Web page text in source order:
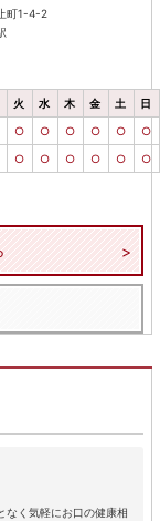
町1-4-2
火 水 木 金 土 日
○ ○ ○ ○ ○ ○
○ ○ ○ ○ ○ ○
なく気軽にお口の健康相